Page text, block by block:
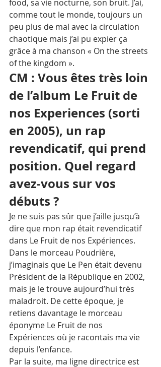
food, sa vie nocturne, son bruit. J’ai,
comme tout le monde, toujours un
peu plus de mal avec la circulation
chaotique mais j’ai pu expier ça
grâce à ma chanson « On the streets
of the kingdom ».
CM : Vous êtes très loin
de l’album Le Fruit de
nos Experiences (sorti
en 2005), un rap
revendicatif, qui prend
position. Quel regard
avez-vous sur vos
débuts ?
Je ne suis pas sûr que j’aille jusqu’à
dire que mon rap était revendicatif
dans Le Fruit de nos Expériences.
Dans le morceau Poudrière,
j’imaginais que Le Pen était devenu
Président de la République en 2002,
mais je le trouve aujourd’hui très
maladroit. De cette époque, je
retiens davantage le morceau
éponyme Le Fruit de nos
Expériences où je racontais ma vie
depuis l’enfance.
Par la suite, ma ligne directrice est